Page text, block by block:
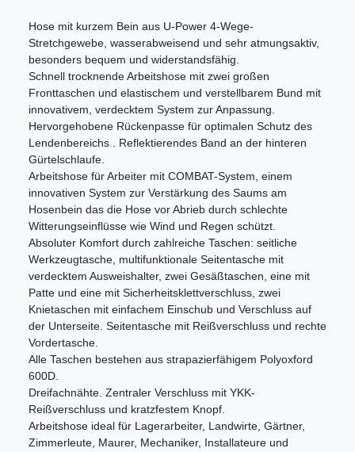
Hose mit kurzem Bein aus U-Power 4-Wege-
Stretchgewebe, wasserabweisend und sehr atmungsaktiv,
besonders bequem und widerstandsfähig.
Schnell trocknende Arbeitshose mit zwei großen
Fronttaschen und elastischem und verstellbarem Bund mit
innovativem, verdecktem System zur Anpassung.
Hervorgehobene Rückenpasse für optimalen Schutz des
Lendenbereichs . Reflektierendes Band an der hinteren
Gürtelschlaufe.
Arbeitshose für Arbeiter mit COMBAT-System, einem
innovativen System zur Verstärkung des Saums am
Hosenbein das die Hose vor Abrieb durch schlechte
Witterungseinflüsse wie Wind und Regen schützt.
Absoluter Komfort durch zahlreiche Taschen: seitliche
Werkzeugtasche, multifunktionale Seitentasche mit
verdecktem Ausweishalter, zwei Gesäßtaschen, eine mit
Patte und eine mit Sicherheitsklettverschluss, zwei
Knietaschen mit einfachem Einschub und Verschluss auf
der Unterseite. Seitentasche mit Reißverschluss und rechte
Vordertasche.
Alle Taschen bestehen aus strapazierfähigem Polyoxford
600D.
Dreifachnähte. Zentraler Verschluss mit YKK-
Reißverschluss und kratzfestem Knopf.
Arbeitshose ideal für Lagerarbeiter, Landwirte, Gärtner,
Zimmerleute, Maurer, Mechaniker, Installateure und